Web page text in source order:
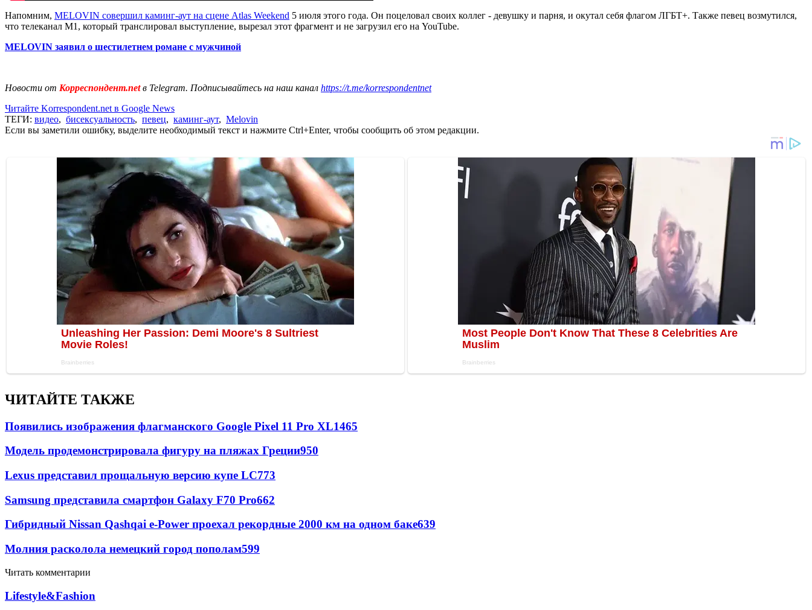
Напомним, MELOVIN совершил каминг-аут на сцене Atlas Weekend 5 июля этого года. Он поцеловал своих коллег - девушку и парня, и окутал себя флагом ЛГБТ+. Также певец возмутился,
что телеканал M1, который транслировал выступление, вырезал этот фрагмент и не загрузил его на YouTube.
MELOVIN заявил о шестилетнем романе с мужчиной
Новости от Корреспондент.netв Telegram. Подписывайтесь на наш канал https://t.me/korrespondentnet
Читайте Korrespondent.net в Google News
ТЕГИ: видео, бисексуальность, певец, каминг-аут, Melovin
Если вы заметили ошибку, выделите необходимый текст и нажмите Ctrl+Enter, чтобы сообщить об этом редакции.
ЧИТАЙТЕ ТАКЖЕ
Появились изображения флагманского Google Pixel 11 Pro XL1465
Модель продемонстрировала фигуру на пляжах Греции950
Lexus представил прощальную версию купе LC773
Samsung представила смартфон Galaxy F70 Pro662
Гибридный Nissan Qashqai e-Power проехал рекордные 2000 км на одном баке639
Молния расколола немецкий город пополам599
Читать комментарии
Lifestyle&Fashion